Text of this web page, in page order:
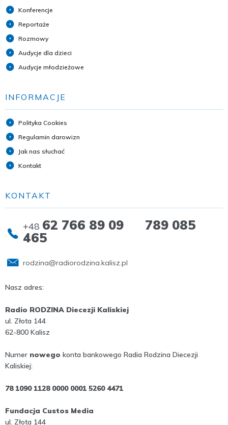
Konferencje
Reportaże
Rozmowy
Audycje dla dzieci
Audycje młodzieżowe
INFORMACJE
Polityka Cookies
Regulamin darowizn
Jak nas słuchać
Kontakt
KONTAKT
+48 62 766 89 09 789 085
465
rodzina@radiorodzina.kalisz.pl
Nasz adres:
Radio RODZINA Diecezji Kaliskiej
ul. Złota 144
62-800 Kalisz
Numer nowego konta bankowego Radia Rodzina Diecezji
Kaliskiej:
78 1090 1128 0000 0001 5260 4471
Fundacja Custos Media
ul. Złota 144